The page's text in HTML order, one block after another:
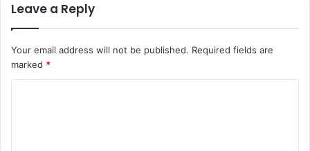
Leave a Reply
Your email address will not be published. Required fields are
marked *